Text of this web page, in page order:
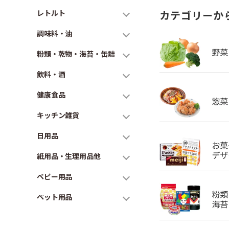
レトルト
調味料・油
粉類・乾物・海苔・缶詰
飲料・酒
健康食品
キッチン雑貨
日用品
紙用品・生理用品他
ベビー用品
ペット用品
カテゴリーか